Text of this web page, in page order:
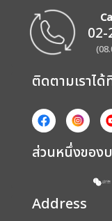
02-
ติดตามเราได้
ส่วนหนึ่งของ
Address